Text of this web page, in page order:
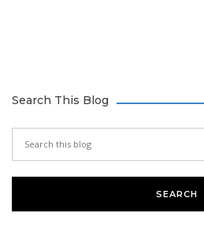
Search This Blog